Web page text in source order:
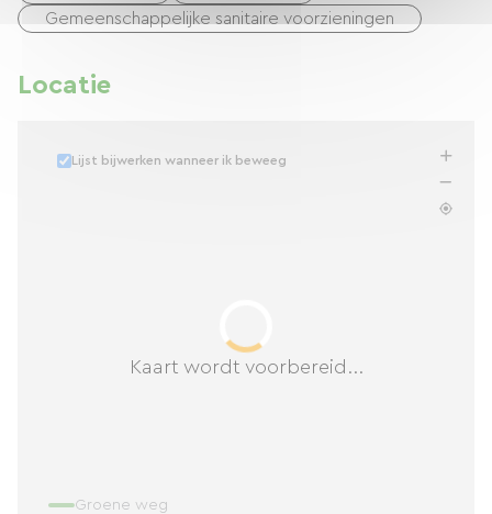
Gemeenschappelijke sanitaire voorzieningen
Locatie
Kaart wordt voorbereid...
Lijst bijwerken wanneer ik beweeg
Groene weg